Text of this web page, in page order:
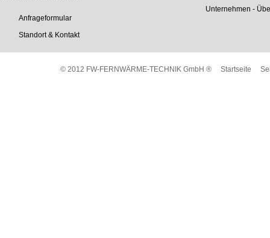
Anfrageformular
Standort & Kontakt
Unternehmen -
© 2012 FW-FERNWÄRME-TECHNIK GmbH ® Startseite